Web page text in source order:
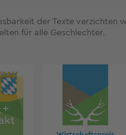
der Texte verzichten
für alle Geschlechter.